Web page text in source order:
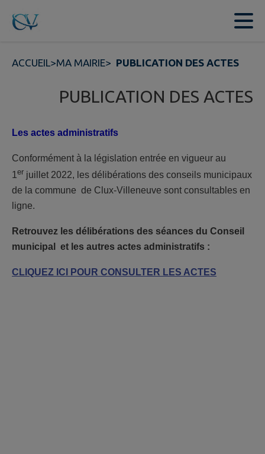
Contenu
ACCUEIL>MA MAIRIE> PUBLICATION DES ACTES
PUBLICATION DES ACTES
Les actes administratifs
Conformément à la législation entrée en vigueur au
1 er juillet 2022, les délibérations des conseils municipaux
de la commune de Clux-Villeneuve sont consultables en
ligne.
Retrouvez les délibérations des séances du Conseil
municipal et les autres actes administratifs :
CLIQUEZ ICI POUR CONSULTER LES ACTES